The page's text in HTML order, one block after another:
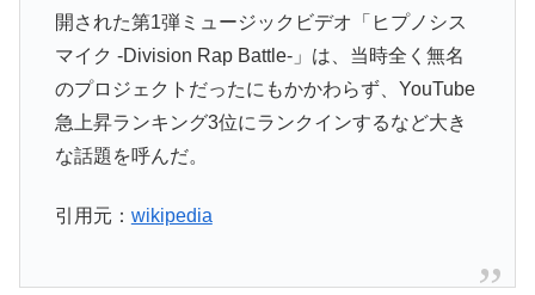
開された第1弾ミュージックビデオ「ヒプノシス
マイク -Division Rap Battle-」は、当時全く無名
のプロジェクトだったにもかかわらず、YouTube
急上昇ランキング3位にランクインするなど大き
な話題を呼んだ。
引用元： wikipedia